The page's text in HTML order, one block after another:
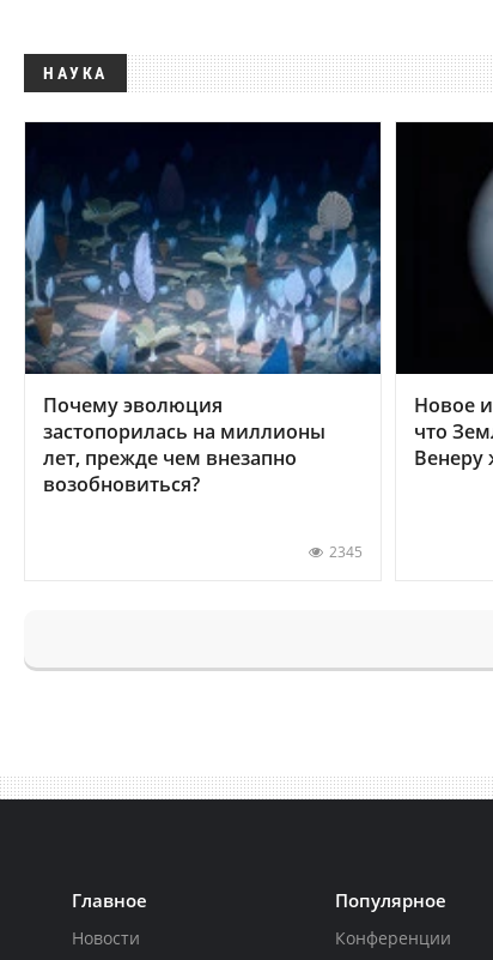
НАУКА
Почему эволюция
застопорилась на миллионы
лет, прежде чем внезапно
возобновиться?
2345
Новое
что
Главное
Новости
Популярное
Конференции